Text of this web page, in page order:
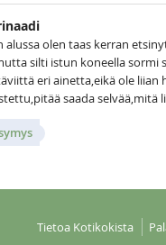
alussa olen taas kerran
silti istun koneella sormi
eri ainetta,eikä ole liian
saada selvää,mitä
Tietoa Kotikokista